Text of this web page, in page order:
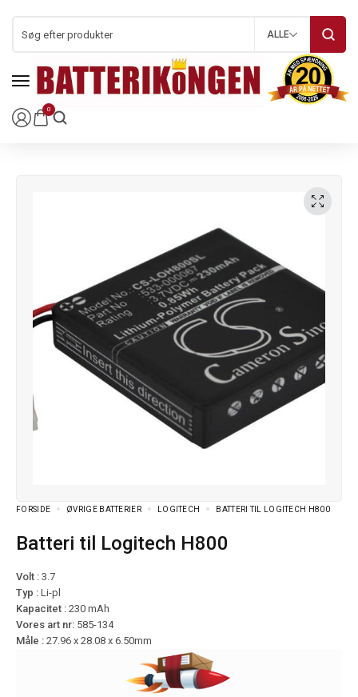
0
ALLE
FORSIDE ØVRIGE BATTERIER LOGITECH BATTERI TIL LOGITECH H800
Batteri til Logitech H800
Volt : 3.7
Typ : Li-pl
Kapacitet : 230 mAh
Vores art nr: 585-134
Måle : 27.96 x 28.08 x 6.50mm